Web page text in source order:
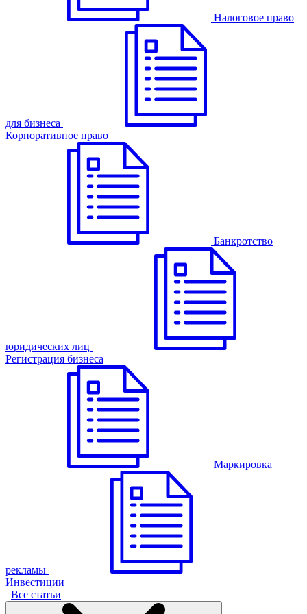
Налоговое право
для бизнеса
Корпоративное право
Банкротство
юридических лиц
Регистрация бизнеса
Маркировка
рекламы
Инвестиции
Все статьи